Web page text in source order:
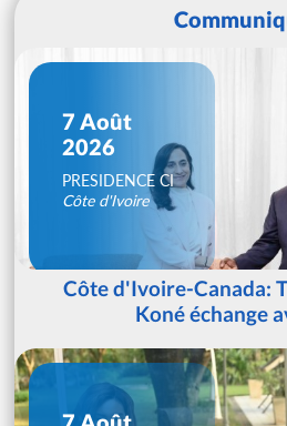
7 Août
2026
PRESIDENCE CI
Côte d'Ivoire
Côte d'Ivoire-Canada:
Koné échange